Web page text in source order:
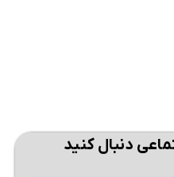
دنبال کنید